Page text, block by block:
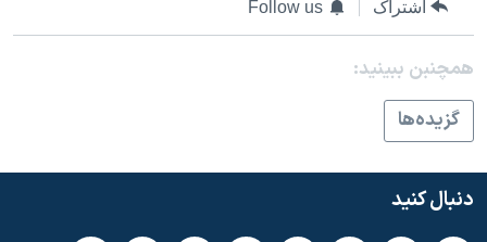
نرگس محمدی برنده جایزه نوبل صلح
صفحه‌های ویژه
سفر پرزیدنت ترامپ به چین
اشتراک Follow us
همچنبن ببینید:
گزيده‌ها
دنبال کنید